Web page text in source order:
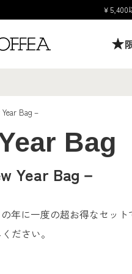
￥5,400
Bag－
Bag
Year Bag－
年に一度の超お得なセッ
ださい。